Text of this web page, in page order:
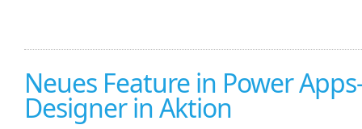
Neues Feature in Power
Designer in Aktion